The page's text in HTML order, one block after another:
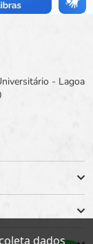
- Lagoa
dados